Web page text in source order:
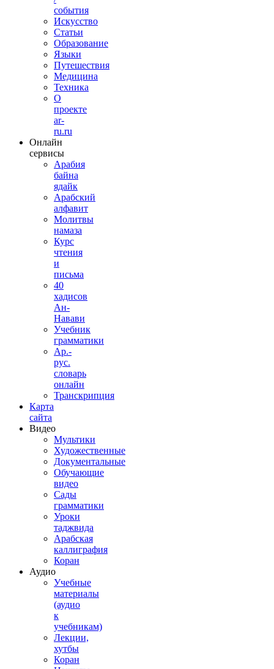
события
Искусство
Статьи
Образование
Языки
Путешествия
Медицина
Техника
О
проекте
ar-
ru.ru
Онлайн
сервисы
Арабия
байна
ядайк
Арабский
алфавит
Молитвы
намаза
Курс
чтения
и
письма
40
хадисов
Ан-
Навави
Учебник
грамматики
Ар.-
рус.
словарь
онлайн
Транскрипция
Карта
сайта
Видео
Мультики
Художественные
Документальные
Обучающие
видео
Сады
грамматики
Уроки
таджвида
Арабская
каллиграфия
Коран
Аудио
Учебные
материалы
(аудио
к
учебникам)
Лекции,
хутбы
Коран